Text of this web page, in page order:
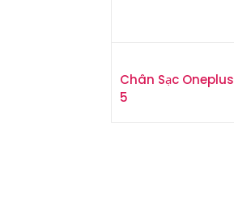
Chân Sạc Oneplus
5